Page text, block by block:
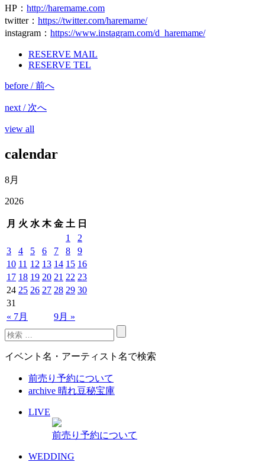
HP ： http://haremame.com
twitter： https://twitter.com/haremame/
instagram ： https://www.instagram.com/d_haremame/
RESERVE MAIL
RESERVE TEL
before / 前へ
next / 次へ
view all
calendar
8月
2026
月 火 水 木 金 土 日
« 7月 9月 »
1
2
3
4 5 6 7 8
9
10 11 12 13 14 15 16
17 18 19 20 21 22 23
24 25 26 27 28 29 30
31
イベント名・アーティスト名で検索
前売り予約について
archive 晴れ豆秘宝庫
LIVE
前売り予約について
WEDDING